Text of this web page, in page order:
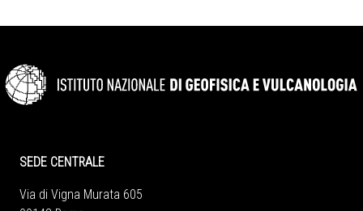
SEDE CENTRALE
Via di Vigna Murata 605